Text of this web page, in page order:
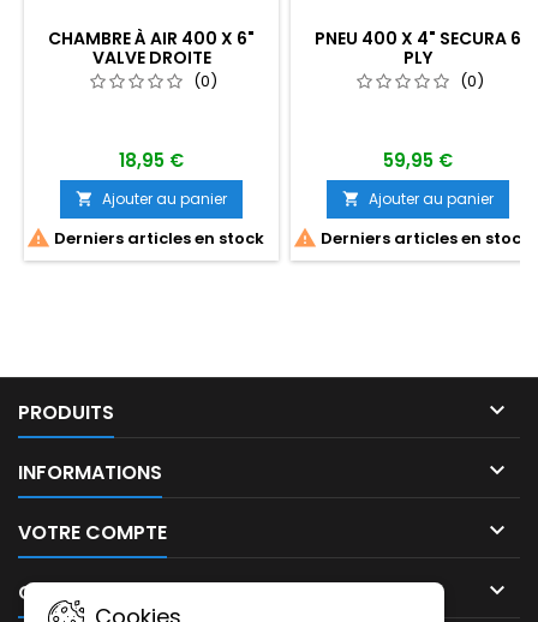
CHAMBRE À AIR 400 X 6"
VALVE DROITE
(0)
18,95 €
 Ajouter au panier
 Derniers articles en stock
PNEU 400 X 4" SECURA 6
PLY
(0)
59,95 €
 Ajouter au panier
 Derniers articles en stock
PRODUITS 
INFORMATIONS 
VOTRE COMPTE 
CONTACT 